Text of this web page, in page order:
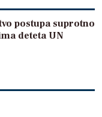
postupa suprotno
deteta UN